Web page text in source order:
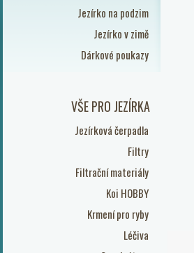
Jezírko na podzim
Jezírko v zimě
Dárkové poukazy
VŠE PRO JEZÍRKA
Jezírková čerpadla
Filtry
Filtrační materiály
Koi HOBBY
Krmení pro ryby
Léčiva